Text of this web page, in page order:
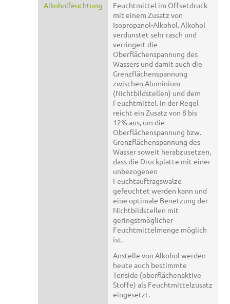
Alkoholfeuchtung
Feuchtmittel im Offsetdruck
mit einem Zusatz von
Isopropanol-Alkohol. Alkohol
verdunstet sehr rasch und
verringert die
Oberflächenspannung des
Wassers und damit auch die
Grenzflächenspannung
zwischen Aluminium
(Nichtbildstellen) und dem
Feuchtmittel. In der Regel
reicht ein Zusatz von 8 bis
12% aus, um die
Oberflächenspannung bzw.
Grenzflächenspannung des
Wasser soweit herabzusetzen,
dass die Druckplatte mit einer
unbezogenen
Feuchtauftragswalze
gefeuchtet werden kann und
eine optimale Benetzung der
Nichtbildstellen mit
geringstmöglicher
Feuchtmittelmenge möglich
ist.
Anstelle von Alkohol werden
heute auch bestimmte
Tenside (oberflächenaktive
Stoffe) als Feuchtmittelzusatz
eingesetzt.